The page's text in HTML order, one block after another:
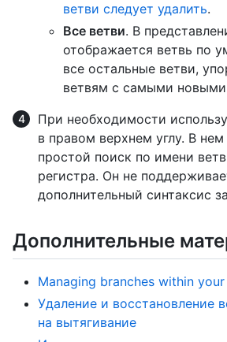
ветви следует удалить.
Все ветви. В
отображается ветвь по
все остальные ветви,
ветвям с самыми
При необходимости
в правом верхнем углу. В нем
простой поиск по имени
регистра. Он не
дополнительный синтаксис
Дополнительные
Managing branches within
Удаление и восстановление
на вытягивание